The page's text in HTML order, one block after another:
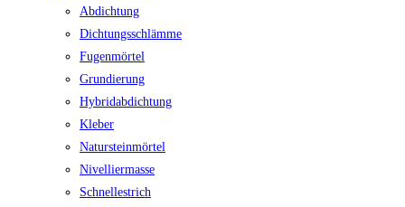
Abdichtung
Dichtungsschlämme
Fugenmörtel
Grundierung
Hybridabdichtung
Kleber
Natursteinmörtel
Nivelliermasse
Schnellestrich